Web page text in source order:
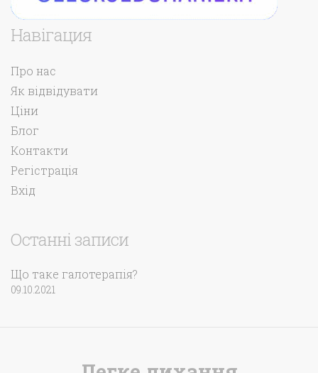
Навігация
Про нас
Як відвідувати
Ціни
Блог
Контакти
Регістрація
Вхід
Останні записи
Що таке галотерапія?
09.10.2021